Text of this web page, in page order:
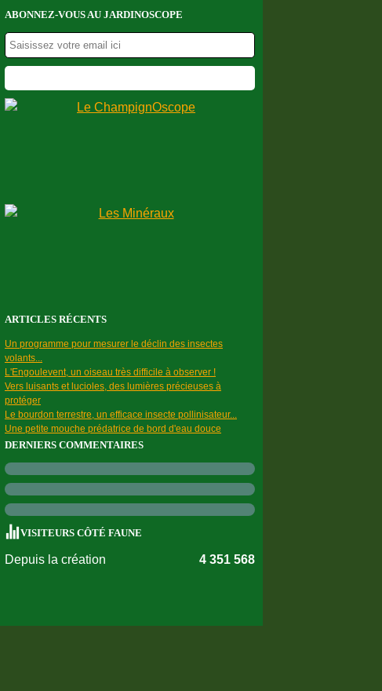
ABONNEZ-VOUS AU JARDINOSCOPE
ARTICLES RÉCENTS
Un programme pour mesurer le déclin des insectes
volants...
L'Engoulevent, un oiseau très difficile à observer !
Vers luisants et lucioles, des lumières précieuses à
protéger
Le bourdon terrestre, un efficace insecte pollinisateur...
Une petite mouche prédatrice de bord d'eau douce
DERNIERS COMMENTAIRES
VISITEURS CÔTÉ FAUNE
Depuis la création 4 351 568